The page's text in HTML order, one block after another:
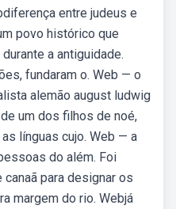
entre judeus e
povo histórico que
a antiguidade.
fundaram o. Web — o
alemão august ludwig
um dos filhos de noé,
línguas cujo. Web — a
do além. Foi
para designar os
margem do rio. Webjá